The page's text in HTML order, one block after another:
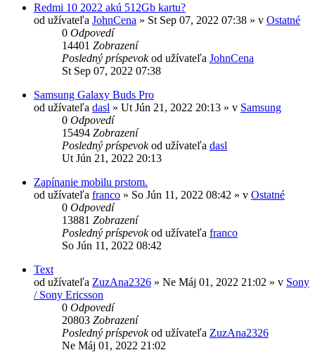
Redmi 10 2022 akú 512Gb kartu?
od užívateľa JohnCena » St Sep 07, 2022 07:38 » v Ostatné
0 Odpovedí
14401 Zobrazení
Posledný príspevokod užívateľa JohnCena
St Sep 07, 2022 07:38
Samsung Galaxy Buds Pro
od užívateľa dasl » Ut Jún 21, 2022 20:13 » v Samsung
0 Odpovedí
15494 Zobrazení
Posledný príspevokod užívateľa dasl
Ut Jún 21, 2022 20:13
Zapínanie mobilu prstom.
od užívateľa franco » So Jún 11, 2022 08:42 » v Ostatné
0 Odpovedí
13881 Zobrazení
Posledný príspevokod užívateľa franco
So Jún 11, 2022 08:42
Text
od užívateľa ZuzAna2326 » Ne Máj 01, 2022 21:02 » v Sony
/ Sony Ericsson
0 Odpovedí
20803 Zobrazení
Posledný príspevokod užívateľa ZuzAna2326
Ne Máj 01, 2022 21:02